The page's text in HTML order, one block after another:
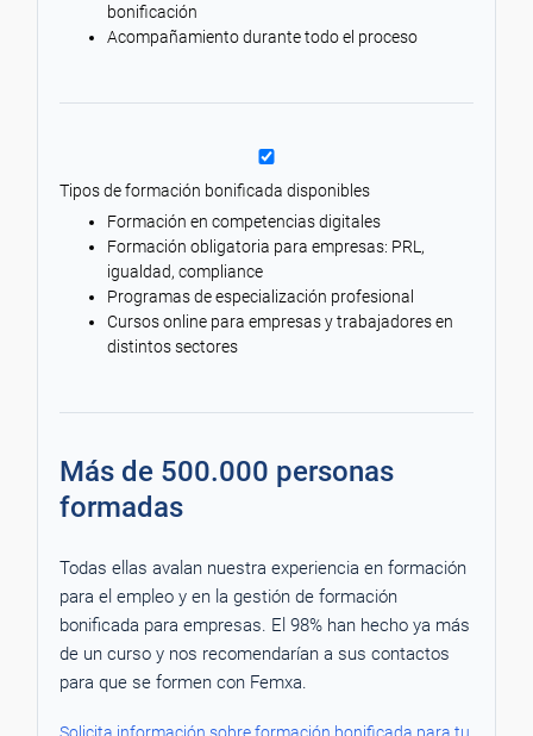
bonificación
Acompañamiento durante todo el proceso
Tipos de formación bonificada disponibles
Formación en competencias digitales
Formación obligatoria para empresas: PRL,
igualdad, compliance
Programas de especialización profesional
Cursos online para empresas y trabajadores en
distintos sectores
Más de 500.000 personas
formadas
Todas ellas avalan nuestra experiencia en formación
para el empleo y en la gestión de formación
bonificada para empresas. El 98% han hecho ya más
de un curso y nos recomendarían a sus contactos
para que se formen con Femxa.